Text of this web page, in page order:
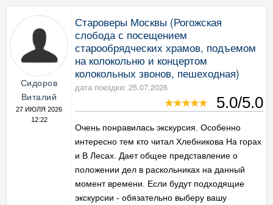
Сидоров
Виталий
27 ИЮЛЯ 2026
12:22
Староверы Москвы (Рогожская
слобода с посещением
старообрядческих храмов, подъемом
на колокольню и концертом
колокольных звонов, пешеходная)
дата поездки: 25.07.2026
5.0/5.0
Очень понравилась экскурсия. Особенно
интересно тем кто читал Хлебникова На горах
и В Лесах. Дает общее представление о
положении дел в раскольниках на данный
момент времени. Если будут подходящие
экскурсии - обязательно выберу вашу